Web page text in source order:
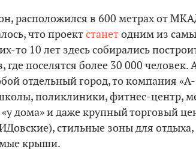
расположился в 600 метрах от
что проектстанетодним из
то 10 лет здесь собирались
поселятся более 30 000 человек.
отдельный город, то компания
поликлиники, фитнес-центр,
дома» и даже крупный торговый
стильные зоны для отдыха,
крыши.